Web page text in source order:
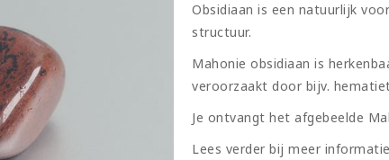
Obsidiaan is een natuurlijk
structuur.
Mahonie obsidiaan is
veroorzaakt door bijv.
Je ontvangt het afgebeelde
Lees verder bij meer